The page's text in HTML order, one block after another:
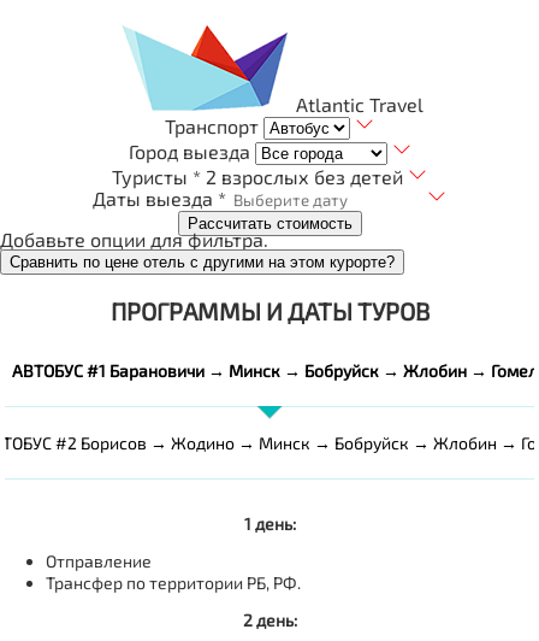
Atlantic Travel
Транспорт
Город выезда
Туристы * 2 взрослых без детей
Даты выезда *
Рассчитать стоимость
Добавьте опции для фильтра.
Сравнить по цене отель с другими на этом курорте?
ПРОГРАММЫ И ДАТЫ ТУРОВ
АВТОБУС #1 Барановичи → Минск → Бобруйск → Жлобин →
#2 Борисов → Жодино → Минск → Бобруйск → Жлобин →
1 день:
Отправление
Трансфер по территории РБ, РФ.
2 день: